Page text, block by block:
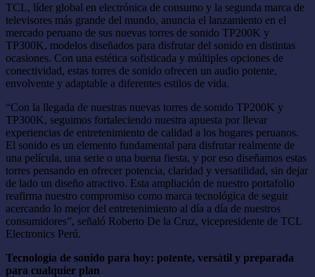
TCL, líder global en electrónica de consumo y la segunda marca de
televisores más grande del mundo, anuncia el lanzamiento en el
mercado peruano de sus nuevas torres de sonido TP200K y
TP300K, modelos diseñados para disfrutar del sonido en distintas
ocasiones. Con una estética sofisticada y múltiples opciones de
conectividad, estas torres de sonido ofrecen un audio potente,
envolvente y adaptable a diferentes estilos de vida.
“Con la llegada de nuestras nuevas torres de sonido TP200K y
TP300K, seguimos fortaleciendo nuestra apuesta por llevar
experiencias de entretenimiento de calidad a los hogares peruanos.
El sonido es un elemento fundamental para disfrutar realmente de
una película, una serie o una buena fiesta, y por eso diseñamos estas
torres pensando en ofrecer potencia, claridad y versatilidad, sin dejar
de lado un diseño atractivo. Esta ampliación de nuestro portafolio
reafirma nuestro compromiso como marca tecnológica de seguir
acercando lo mejor del entretenimiento al día a día de nuestros
consumidores”, señaló Roberto De la Cruz, vicepresidente de TCL
Electronics Perú.
Tecnología de sonido para hoy: potente, versátil y preparada
para cualquier plan